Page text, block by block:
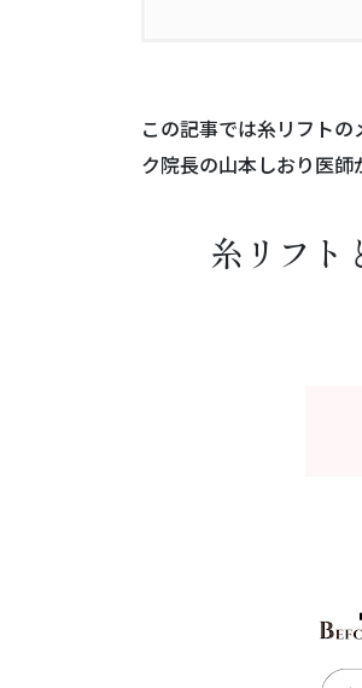
3.糸リフトで
糸リフトの
この記事では糸リフト
ク院長の山本しおり医師
糸リフト